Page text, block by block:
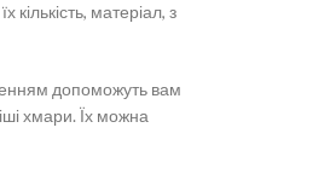
матеріал, з
допоможуть вам
хмари. Їх можна